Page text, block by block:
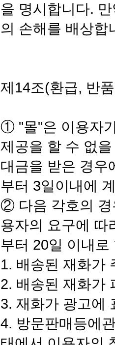
을 명시합니다.
의 손해를 배상합
제14조(환급, 반
① "몰"은 이용자
제공을 할 수 없
대금을 받은 경우
부터 3일이내에
② 다음 각호의 경
용자의 요구에 따
부터 20일 이내로
1. 배송된 재화가
2. 배송된 재화가
3. 재화가 광고에
4. 방문판매등에